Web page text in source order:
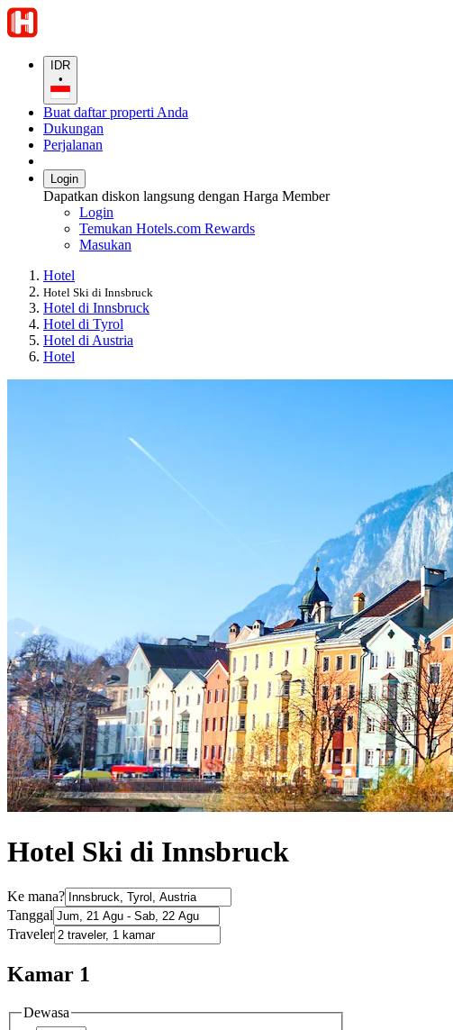
IDR
•
Buat daftar properti Anda
Dukungan
Perjalanan
Login
Dapatkan diskon langsung dengan Harga Member
Login
Temukan Hotels.com Rewards
Masukan
Hotel
Hotel Ski di Innsbruck
Hotel di Innsbruck
Hotel di Tyrol
Hotel di Austria
Hotel
Hotel Ski di Innsbruck
Ke mana?
Tanggal
Traveler
Kamar 1
Dewasa